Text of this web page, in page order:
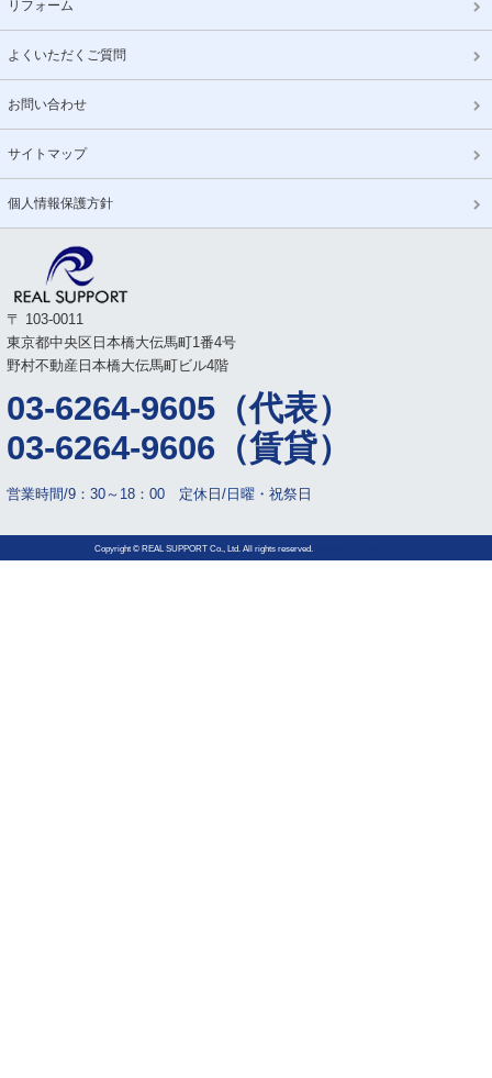
リフォーム
よくいただくご質問
お問い合わせ
サイトマップ
個人情報保護方針
〒 103-0011
東京都中央区日本橋大伝馬町1番4号
野村不動産日本橋大伝馬町ビル4階
03-6264-9605（代表）
03-6264-9606（賃貸）
営業時間/9：30～18：00 定休日/日曜・祝祭日
Copyright © REAL SUPPORT Co., Ltd. All rights reserved.